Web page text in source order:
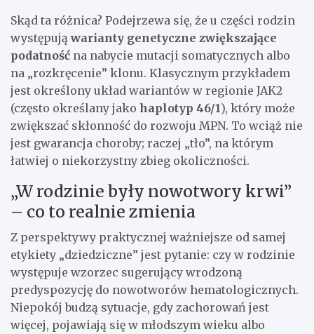
Skąd ta różnica? Podejrzewa się, że u części rodzin
występująwarianty genetyczne zwiększające
podatność na nabycie mutacji somatycznych albo
na „rozkręcenie” klonu. Klasycznym przykładem
jest określony układ wariantów w regionie JAK2
(często określany jako haplotyp 46/1), który może
zwiększać skłonność do rozwoju MPN. To wciąż nie
jest gwarancja choroby; raczej „tło”, na którym
łatwiej o niekorzystny zbieg okoliczności.
„W rodzinie były nowotwory krwi”
– co to realnie zmienia
Z perspektywy praktycznej ważniejsze od samej
etykiety „dziedziczne” jest pytanie: czy w rodzinie
występuje wzorzec sugerujący wrodzoną
predyspozycję do nowotworów hematologicznych.
Niepokój budzą sytuacje, gdy zachorowań jest
więcej, pojawiają się w młodszym wieku albo